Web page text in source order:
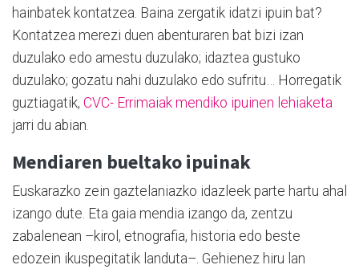
hainbatek kontatzea. Baina zergatik idatzi ipuin bat?
Kontatzea merezi duen abenturaren bat bizi izan
duzulako edo amestu duzulako; idaztea gustuko
duzulako; gozatu nahi duzulako edo sufritu… Horregatik
guztiagatik, CVC- Errimaiak mendiko ipuinen lehiaketa
jarri du abian.
Mendiaren bueltako ipuinak
Euskarazko zein gaztelaniazko idazleek parte hartu ahal
izango dute. Eta gaia mendia izango da, zentzu
zabalenean –kirol, etnografia, historia edo beste
edozein ikuspegitatik landuta–. Gehienez hiru lan